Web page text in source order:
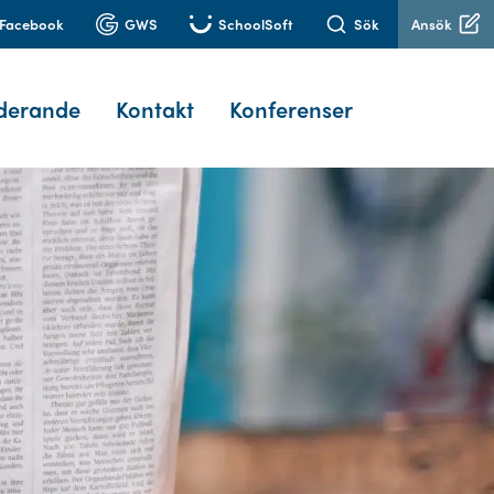
Facebook GWS SchoolSoft Sök Ansök
Kontakt Konferenser